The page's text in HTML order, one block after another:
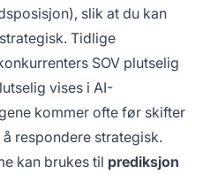
slik at du kan
Tidlige
SOV plutselig
vises i AI-
kommer ofte før skifter
respondere strategisk.
kan brukes til prediksjon